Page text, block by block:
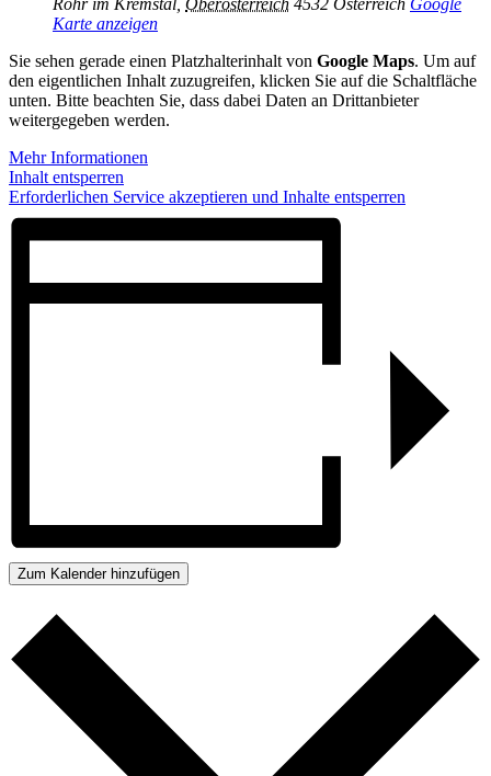
Rohr im Kremstal, Oberösterreich 4532 Österreich Google
Karte anzeigen
Sie sehen gerade einen Platzhalterinhalt von Google Maps. Um auf
den eigentlichen Inhalt zuzugreifen, klicken Sie auf die Schaltfläche
unten. Bitte beachten Sie, dass dabei Daten an Drittanbieter
weitergegeben werden.
Mehr Informationen
Inhalt entsperren
Erforderlichen Service akzeptieren und Inhalte entsperren
Zum Kalender hinzufügen